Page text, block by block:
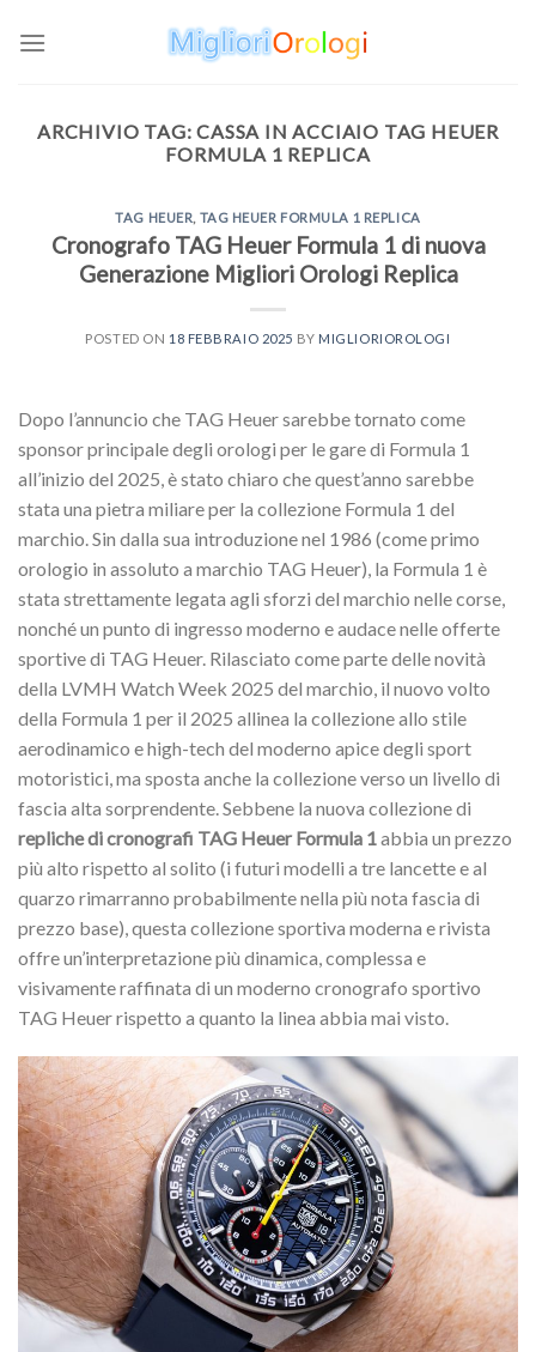
ARCHIVIO TAG:CASSA IN ACCIAIO TAG HEUER
FORMULA 1 REPLICA
TAG HEUER, TAG HEUER FORMULA 1 REPLICA
Cronografo TAG Heuer Formula 1 di nuova
Generazione Migliori Orologi Replica
POSTED ON 18 FEBBRAIO 2025 BY MIGLIORIOROLOGI
Dopo l’annuncio che TAG Heuer sarebbe tornato come
sponsor principale degli orologi per le gare di Formula 1
all’inizio del 2025, è stato chiaro che quest’anno sarebbe
stata una pietra miliare per la collezione Formula 1 del
marchio. Sin dalla sua introduzione nel 1986 (come primo
orologio in assoluto a marchio TAG Heuer), la Formula 1 è
stata strettamente legata agli sforzi del marchio nelle corse,
nonché un punto di ingresso moderno e audace nelle offerte
sportive di TAG Heuer. Rilasciato come parte delle novità
della LVMH Watch Week 2025 del marchio, il nuovo volto
della Formula 1 per il 2025 allinea la collezione allo stile
aerodinamico e high-tech del moderno apice degli sport
motoristici, ma sposta anche la collezione verso un livello di
fascia alta sorprendente. Sebbene la nuova collezione di
repliche di cronografi TAG Heuer Formula 1 abbia un prezzo
più alto rispetto al solito (i futuri modelli a tre lancette e al
quarzo rimarranno probabilmente nella più nota fascia di
prezzo base), questa collezione sportiva moderna e rivista
offre un’interpretazione più dinamica, complessa e
visivamente raffinata di un moderno cronografo sportivo
TAG Heuer rispetto a quanto la linea abbia mai visto.